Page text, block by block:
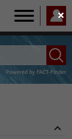
Main
navigation
Powered by FACT-Finder